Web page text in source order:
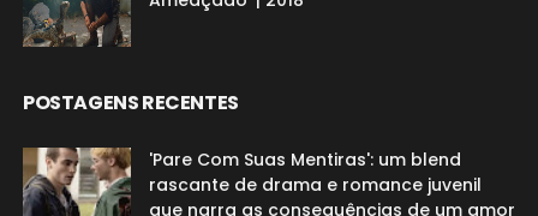
POSTAGENS RECENTES
'Pare Com Suas Mentiras': um blend
rascante de drama e romance juvenil
que narra as consequências de um amor